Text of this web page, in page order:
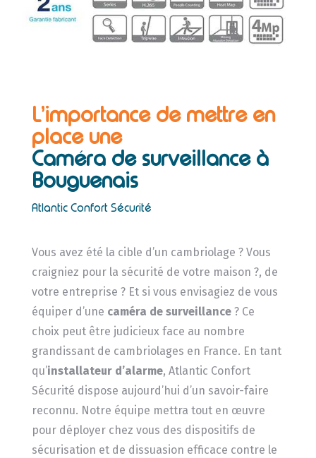
L’importance de mettre en
place une
Caméra de surveillance à
Bouguenais
Atlantic Confort Sécurité
Vous avez été la cible d’un cambriolage ? Vous
craigniez pour la sécurité de votre maison ?, de
votre entreprise ? Et si vous envisagiez de vous
équiper d’une caméra de surveillance? Ce
choix peut être judicieux face au nombre
grandissant de cambriolages en France. En tant
qu’installateur d’alarme, Atlantic Confort
Sécurité dispose aujourd’hui d’un savoir-faire
reconnu. Notre équipe mettra tout en œuvre
pour déployer chez vous des dispositifs de
sécurisation et de dissuasion efficace contre le